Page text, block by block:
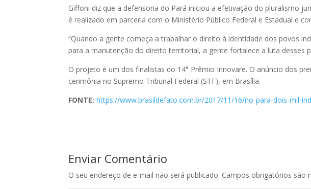
Giffoni diz que a defensoria do Pará iniciou a efetivação do pluralismo
é realizado em parceria com o Ministério Público Federal e Estadual e
“Quando a gente começa a trabalhar o direito à identidade dos povos
para a manutenção do direito territorial, a gente fortalece a luta desses
O projeto é um dos finalistas do 14° Prêmio Innovare. O anúncio dos
cerimônia no Supremo Tribunal Federal (STF), em Brasília.
FONTE: https://www.brasildefato.com.br/2017/11/16/no-para-dois-mil-
Enviar Comentário
O seu endereço de e-mail não será publicado. Campos obrigatórios são